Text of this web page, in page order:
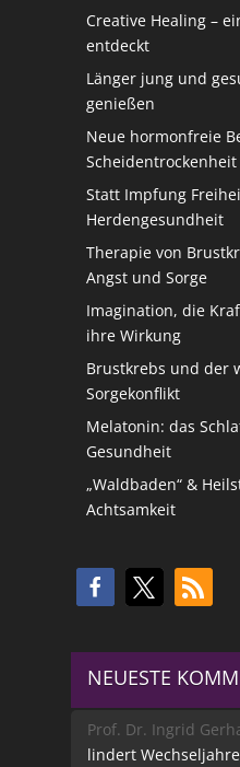
Creative Healing –
entdeckt
Länger jung und
genießen
Neue hormonfreie
Scheidentrockenheit
Statt Impfung
Herdengesundheit
Therapie von
Angst und Sorge
Imagination, die
ihre Wirkung
Brustkrebs und der
Sorgekonflikt
Melatonin: das
Gesundheit
„Waldbaden“ &
Achtsamkeit
NEUESTE
Prof. Dr. Ingrid
lindert